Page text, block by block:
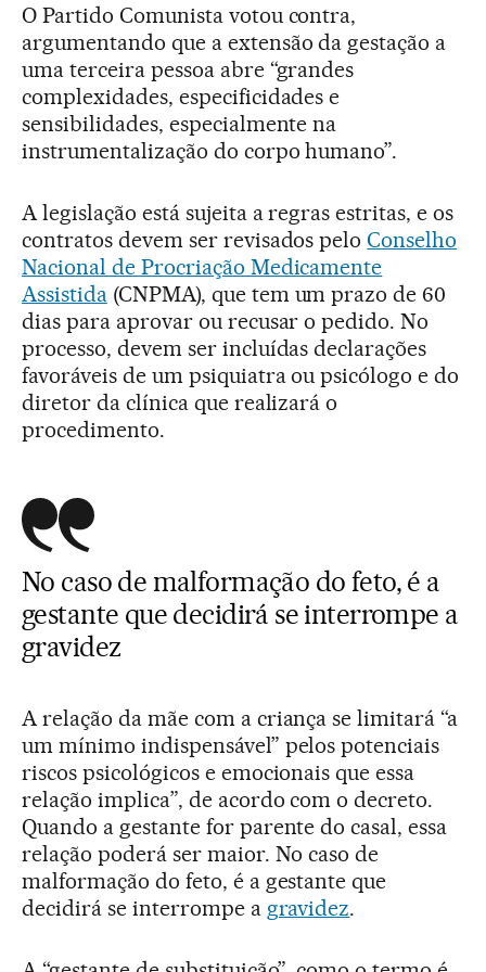
O Partido Comunista votou contra,
argumentando que a extensão da gestação a
uma terceira pessoa abre “grandes
complexidades, especificidades e
sensibilidades, especialmente na
instrumentalização do corpo humano”.
A legislação está sujeita a regras estritas, e os
contratos devem ser revisados peloConselho
Nacional de Procriação Medicamente
Assistida(CNPMA), que tem um prazo de 60
dias para aprovar ou recusar o pedido. No
processo, devem ser incluídas declarações
favoráveis de um psiquiatra ou psicólogo e do
diretor da clínica que realizará o
procedimento.
No caso de malformação do feto, é a
gestante que decidirá se interrompe a
gravidez
A relação da mãe com a criança se limitará “a
um mínimo indispensável” pelos potenciais
riscos psicológicos e emocionais que essa
relação implica”, de acordo com o decreto.
Quando a gestante for parente do casal, essa
relação poderá ser maior. No caso de
malformação do feto, é a gestante que
decidirá se interrompe a gravidez.